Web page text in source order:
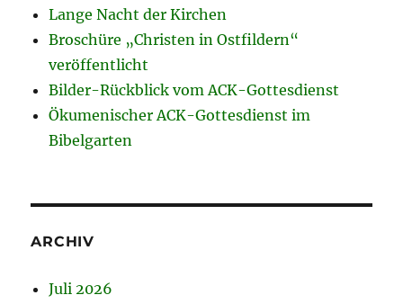
Lange Nacht der Kirchen
Broschüre „Christen in Ostfildern“
veröffentlicht
Bilder-Rückblick vom ACK-Gottesdienst
Ökumenischer ACK-Gottesdienst im
Bibelgarten
ARCHIV
Juli 2026